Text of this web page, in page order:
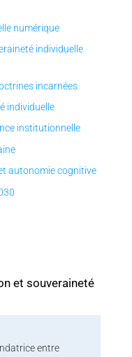
numérique
individuelle
incarnées
individuelle
institutionnelle
autonomie cognitive
et souveraineté
entre